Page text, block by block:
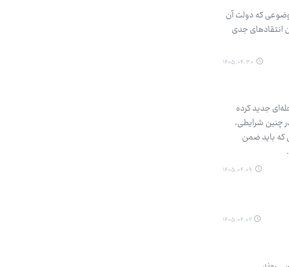
که دولت آن
انتقادهای جدی
۱۴۰۵.۰۴.۳۰
جدید کرده
چنین شرایطی،
که باید ضمن
۱۴۰۵.۰۴.۰۹
۱۴۰۵.۰۴.۰۲